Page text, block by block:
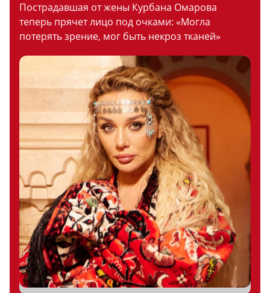
Пострадавшая от жены Курбана Омарова
теперь прячет лицо под очками: «Могла
потерять зрение, мог быть некроз тканей»